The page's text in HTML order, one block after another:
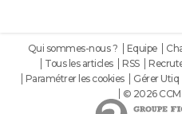
Qui sommes-nous ? Equipe
Tous les articles
RSS
Paramétrer les cookies
Gérer Utiq
© 2026